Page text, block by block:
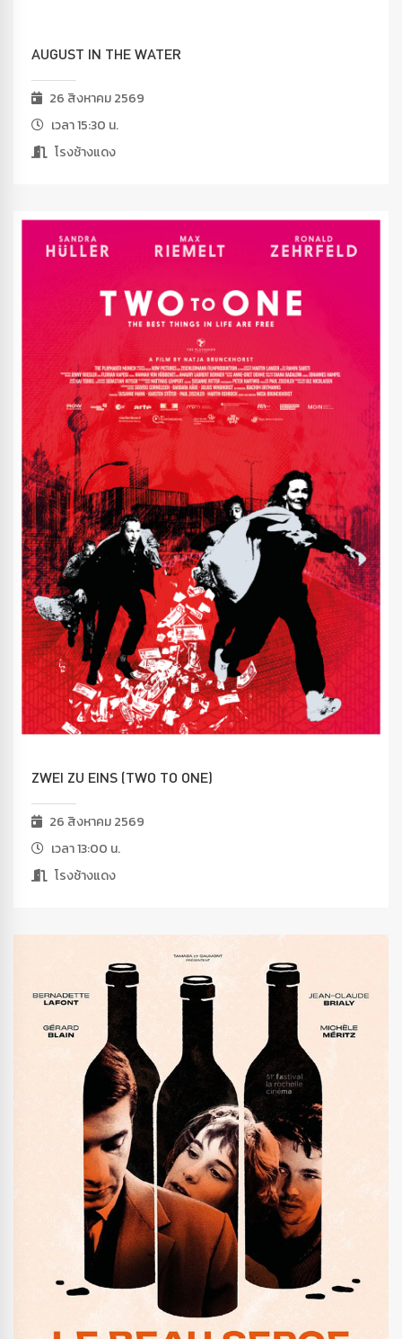
AUGUST IN THE WATER
26 สิงหาคม 2569
เวลา 15:30 น.
โรงช้างแดง
ZWEI ZU EINS (TWO TO ONE)
26 สิงหาคม 2569
เวลา 13:00 น.
โรงช้างแดง